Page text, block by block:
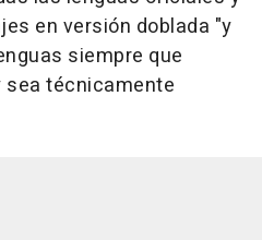
en versión doblada "y
siempre que
técnicamente